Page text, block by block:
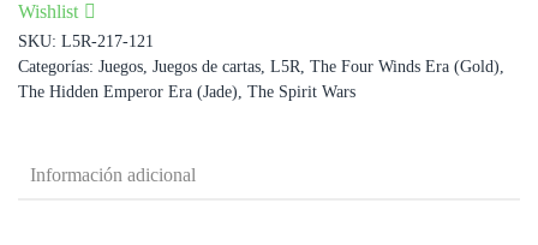
Wishlist
SKU: L5R-217-121
Categorías: Juegos, Juegos de cartas, L5R, The Four Winds Era (Gold),
The Hidden Emperor Era (Jade), The Spirit Wars
Información adicional